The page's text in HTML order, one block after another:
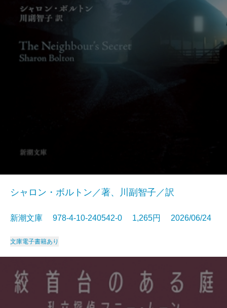
シャロン・ボルトン／著、川副智子／訳
新潮文庫 978-4-10-240542-0 1,265円 2026/06/24
文庫電子書籍あり